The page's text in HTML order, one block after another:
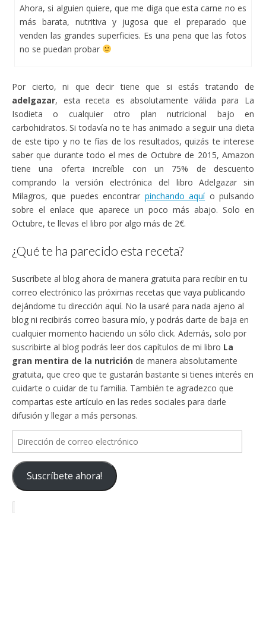
Ahora, si alguien quiere, que me diga que esta carne no es
más barata, nutritiva y jugosa que el preparado que
venden las grandes superficies. Es una pena que las fotos
no se puedan probar
Por cierto, ni que decir tiene que si estás tratando de
adelgazar, esta receta es absolutamente válida para La
Isodieta o cualquier otro plan nutricional bajo en
carbohidratos. Si todavía no te has animado a seguir una dieta
de este tipo y no te fías de los resultados, quizás te interese
saber que durante todo el mes de Octubre de 2015, Amazon
tiene una oferta increíble con un 75% de descuento
comprando la versión electrónica del libro Adelgazar sin
Milagros, que puedes encontrar pinchando aquío pulsando
sobre el enlace que aparece un poco más abajo. Solo en
Octubre, te llevas el libro por algo más de 2€.
¿Qué te ha parecido esta receta?
Suscríbete al blog ahora de manera gratuita para recibir en tu
correo electrónico las próximas recetas que vaya publicando
dejándome tu dirección aquí. No la usaré para nada ajeno al
blog ni recibirás correo basura mío, y podrás darte de baja en
cualquier momento haciendo un sólo click. Además, solo por
suscribirte al blog podrás leer dos capítulos de mi libro La
gran mentira de la nutrición de manera absolutamente
gratuita, que creo que te gustarán bastante si tienes interés en
cuidarte o cuidar de tu familia. También te agradezco que
compartas este artículo en las redes sociales para darle
difusión y llegar a más personas.
Dirección
de
correo
electrónico
Suscríbete ahora!